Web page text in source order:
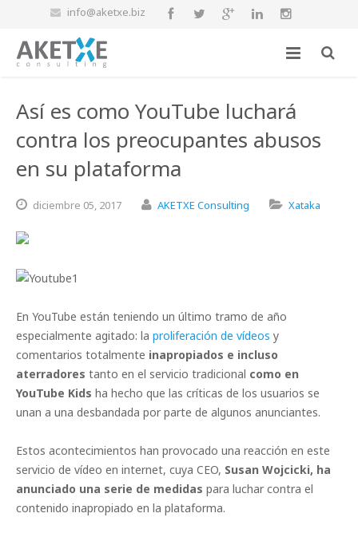
info@aketxe.biz
Así es como YouTube luchará
contra los preocupantes abusos
en su plataforma
diciembre 05, 2017 AKETXE Consulting Xataka
En YouTube están teniendo un último tramo de año
especialmente agitado: la proliferación de vídeos y
comentarios totalmente inapropiados e incluso
aterradores tanto en el servicio tradicional como en
YouTube Kids ha hecho que las críticas de los usuarios se
unan a una desbandada por parte de algunos anunciantes.
Estos acontecimientos han provocado una reacción en este
servicio de vídeo en internet, cuya CEO, Susan Wojcicki, ha
anunciado una serie de medidas para luchar contra el
contenido inapropiado en la plataforma.